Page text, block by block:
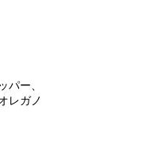
パー、
レガノ